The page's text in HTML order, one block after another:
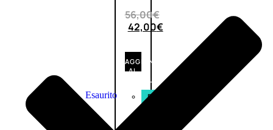
56,00€
42,00€
AGGIUNGI
AL
CARRELLO
Esaurito PROMO